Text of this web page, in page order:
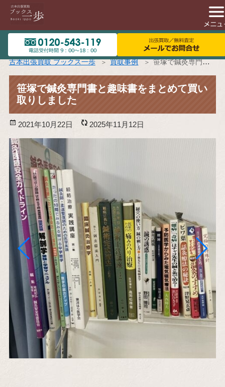
古本出張買取 ブックス一歩 買取事例 笹塚で鍼灸専門書と趣味書をまとめて買い取りしました
笹塚で鍼灸専門書と趣味書をまとめて買い
取りしました
投
稿
日:
2021年10月22日
更
新
2025年11月12日